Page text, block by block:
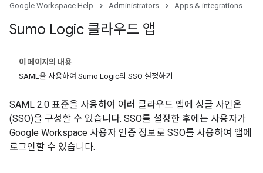
Google Workspace Help Administrators Apps & integrations
Sumo Logic 클라우드 앱
이 페이지의 내용
SAML을 사용하여 Sumo Logic의 SSO 설정하기
SAML 2.0 표준을 사용하여 여러 클라우드 앱에 싱글 사인온
(SSO)을 구성할 수 있습니다. SSO를 설정한 후에는 사용자가
Google Workspace 사용자 인증 정보로 SSO를 사용하여 앱에
로그인할 수 있습니다.